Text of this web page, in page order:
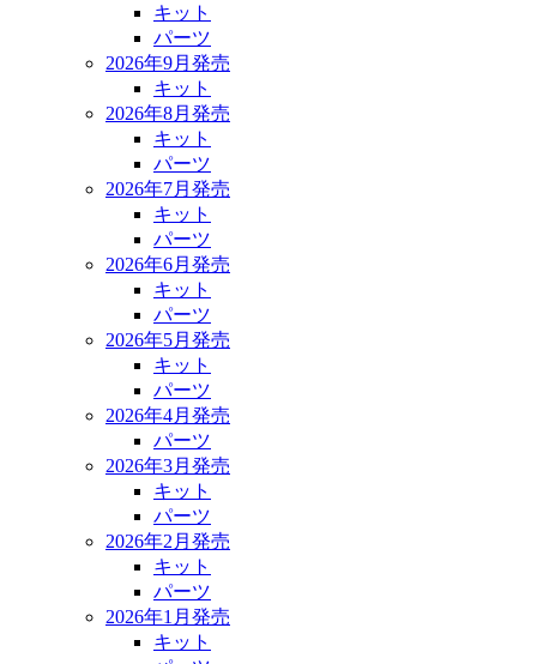
キット
パーツ
2026年9月発売
キット
2026年8月発売
キット
パーツ
2026年7月発売
キット
パーツ
2026年6月発売
キット
パーツ
2026年5月発売
キット
パーツ
2026年4月発売
パーツ
2026年3月発売
キット
パーツ
2026年2月発売
キット
パーツ
2026年1月発売
キット